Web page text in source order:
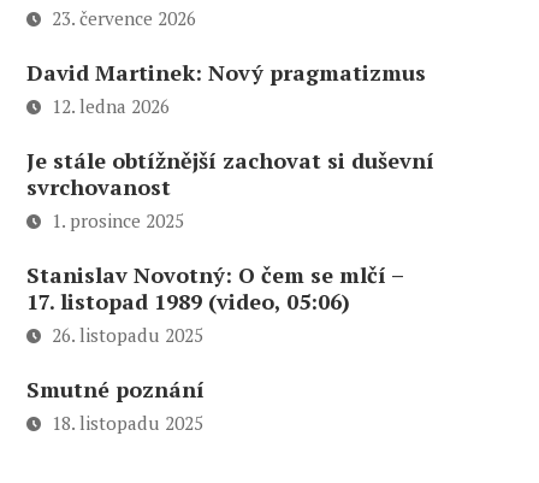
23. července 2026
David Martinek: Nový pragmatizmus
12. ledna 2026
Je stále obtížnější zachovat si duševní
svrchovanost
1. prosince 2025
Stanislav Novotný: O čem se mlčí –
17. listopad 1989 (video, 05:06)
26. listopadu 2025
Smutné poznání
18. listopadu 2025